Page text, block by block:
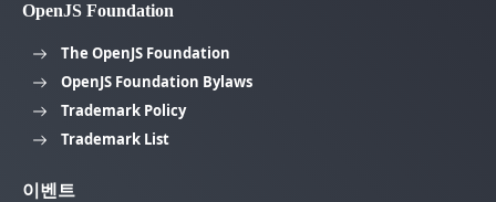
OpenJS Foundation
The OpenJS Foundation
OpenJS Foundation Bylaws
Trademark Policy
Trademark List
이벤트